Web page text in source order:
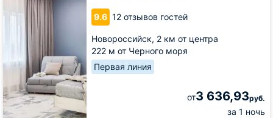
9.6 12 отзывов гостей
Новороссийск, 2 км от центра
222 м от Черного моря
Первая линия
от3 636,93руб.
за 1 ночь